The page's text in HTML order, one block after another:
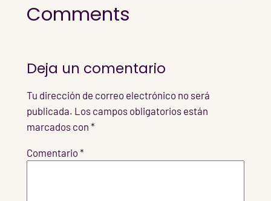
Comments
Deja un comentario
Tu dirección de correo electrónico no será
publicada. Los campos obligatorios están
marcados con *
Comentario *